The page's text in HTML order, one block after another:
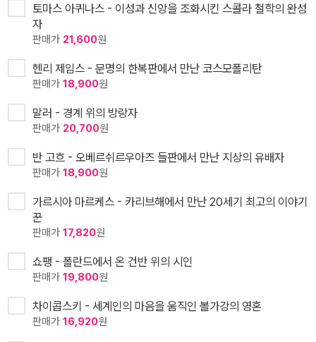
토마스 아퀴나스 - 이성과 신앙을 조화시킨 스콜라 철학의 완성
자
판매가 21,600원
헨리 제임스 - 문명의 한복판에서 만난 코스모폴리탄
판매가 18,900원
말러 - 경계 위의 방랑자
판매가 20,700원
반 고흐 - 오베르쉬르우아즈 들판에서 만난 지상의 유배자
판매가 18,900원
가르시아 마르케스 - 카리브해에서 만난 20세기 최고의 이야기
꾼
판매가 17,820원
쇼팽 - 폴란드에서 온 건반 위의 시인
판매가 19,800원
차이콥스키 - 세계인의 마음을 움직인 볼가강의 영혼
판매가 16,920원